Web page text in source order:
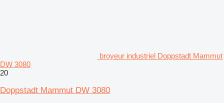
broyeur industriel Doppstadt Mammut
DW 3080
20
Doppstadt Mammut DW 3080